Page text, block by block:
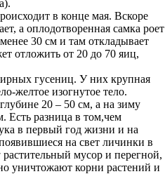
в конце мая. Вскоре
а оплодотворенная самка роет
30 см и там откладывает
отложить от 20 до 70 яиц,
гусениц. У них крупная
желтое изогнутое тело.
20 – 50 см, а на зиму
Есть разница в том,чем
в первый год жизни и на
на свет личинки в
мусор и перегной,
уничтожают корни растений и